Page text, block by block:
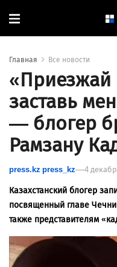
Главная Все новости
«Приезжай
заставь
— блогер
Рамзану
press.kz press_kz 4
Казахстанский блогер
посвященный главе
также представителям